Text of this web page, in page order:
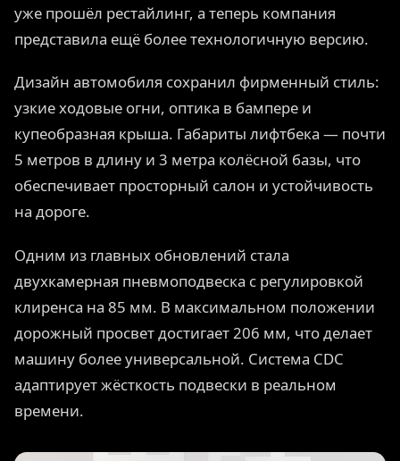
уже прошёл рестайлинг, а теперь компания
представила ещё более технологичную версию.
Дизайн автомобиля сохранил фирменный стиль:
узкие ходовые огни, оптика в бампере и
купеобразная крыша. Габариты лифтбека — почти
5 метров в длину и 3 метра колёсной базы, что
обеспечивает просторный салон и устойчивость
на дороге.
Одним из главных обновлений стала
двухкамерная пневмоподвеска с регулировкой
клиренса на 85 мм. В максимальном положении
дорожный просвет достигает 206 мм, что делает
машину более универсальной. Система CDC
адаптирует жёсткость подвески в реальном
времени.